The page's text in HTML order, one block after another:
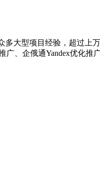
多大型项目经验，超过
、企俄通Yandex优化推